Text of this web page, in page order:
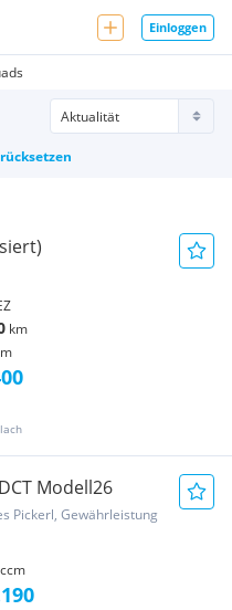
Einloggen
km
Modell26
Pickerl, Gewährleistung
ccm